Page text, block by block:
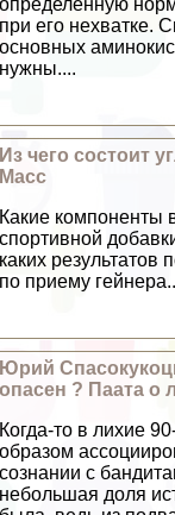
при его нехватке.
основных
нужны....
Из чего состоит
Масс
Какие компоненты
спортивной
каких результатов
по приему
Юрий
опасен ? Паата о
Когда-то в лихие
образом
сознании с
небольшая доля